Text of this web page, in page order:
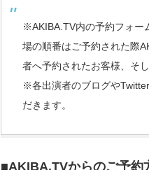
※AKIBA.TV内の予約フォー
場の順番はご予約された際
者へ予約されたお客様、そ
※各出演者のブログや
だきます。
■AKIBA.TVからのご予約